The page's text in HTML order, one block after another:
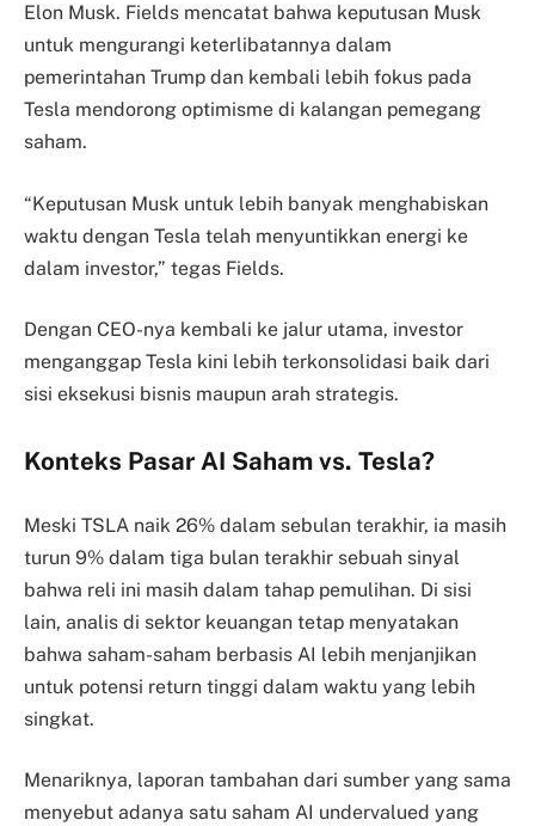
Elon Musk. Fields mencatat bahwa keputusan Musk
untuk mengurangi keterlibatannya dalam
pemerintahan Trump dan kembali lebih fokus pada
Tesla mendorong optimisme di kalangan pemegang
saham.
“Keputusan Musk untuk lebih banyak menghabiskan
waktu dengan Tesla telah menyuntikkan energi ke
dalam investor,” tegas Fields.
Dengan CEO-nya kembali ke jalur utama, investor
menganggap Tesla kini lebih terkonsolidasi baik dari
sisi eksekusi bisnis maupun arah strategis.
Konteks Pasar AI Saham vs. Tesla?
Meski TSLA naik 26% dalam sebulan terakhir, ia masih
turun 9% dalam tiga bulan terakhir sebuah sinyal
bahwa reli ini masih dalam tahap pemulihan. Di sisi
lain, analis di sektor keuangan tetap menyatakan
bahwa saham-saham berbasis AI lebih menjanjikan
untuk potensi return tinggi dalam waktu yang lebih
singkat.
Menariknya, laporan tambahan dari sumber yang sama
menyebut adanya satu saham AI undervalued yang